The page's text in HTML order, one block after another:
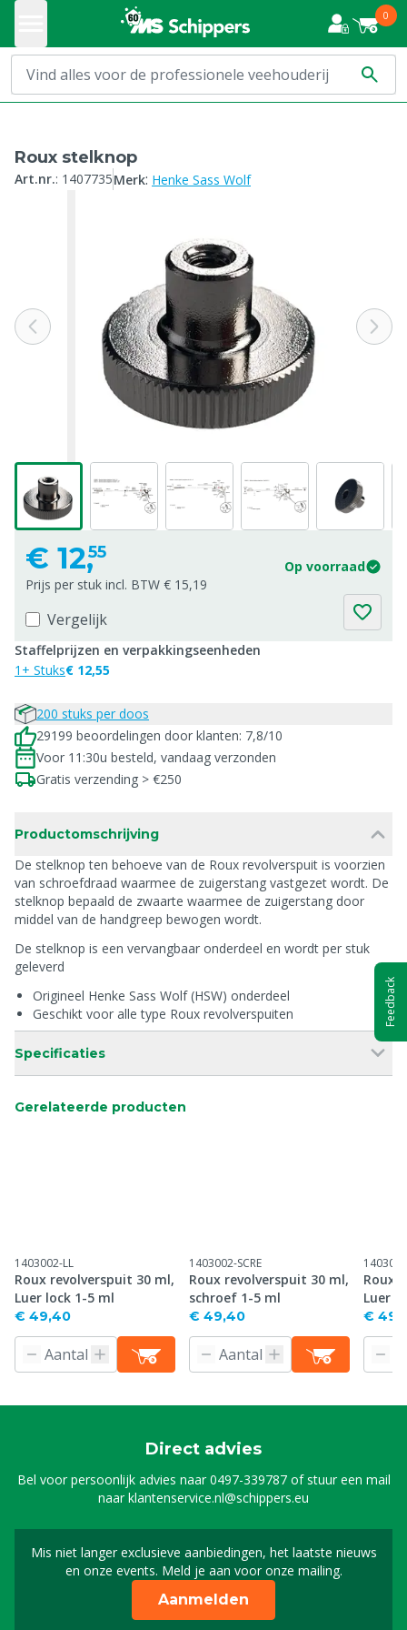
0
Roux stelknop
Art.nr.: 1407735Merk: Henke Sass Wolf
€ 12,55
Op voorraad
Prijs per stuk incl. BTW € 15,19
Vergelijk
Staffelprijzen en verpakkingseenheden
1+ Stuks€ 12,55
200 stuks per doos
29199 beoordelingen door klanten: 7,8/10
Voor 11:30u besteld, vandaag verzonden
Gratis verzending > €250
Productomschrijving
De stelknop ten behoeve van de Roux revolverspuit is voorzien
van schroefdraad waarmee de zuigerstang vastgezet wordt. De
stelknop bepaald de zwaarte waarmee de zuigerstang door
middel van de handgreep bewogen wordt.
De stelknop is een vervangbaar onderdeel en wordt per stuk
geleverd
Origineel Henke Sass Wolf (HSW) onderdeel
Geschikt voor alle type Roux revolverspuiten
Specificaties
Gerelateerde producten
1403002-LL
Roux revolverspuit 30 ml,
Luer lock 1-5 ml
€ 49,40
1403002-SCRE
Roux revolverspuit 30 ml,
schroef 1-5 ml
€ 49,40
Roux
Luer
€
Direct advies
Bel voor persoonlijk advies naar0497-339787of stuur een mail
naarklantenservice.nl@schippers.eu
Mis niet langer exclusieve aanbiedingen, het laatste nieuws
en onze events. Meld je aan voor onze mailing.
Schrijf je in voor onze
Aanmelden
Feedback